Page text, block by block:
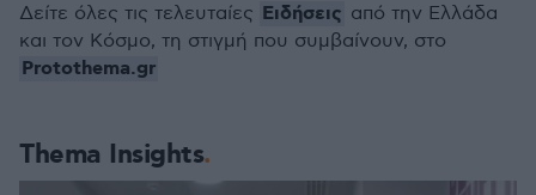
Thema Insights
Δείτε όλες τις τελευταίες Ειδήσεις από την Ελλάδα
και τον Κόσμο, τη στιγμή που συμβαίνουν, στο
Protothema.gr